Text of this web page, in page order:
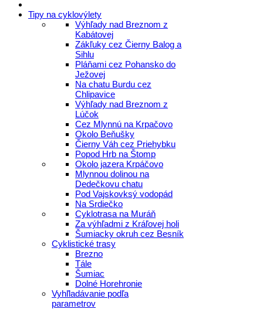
Tipy na cyklovýlety
Výhľady nad Breznom z
Kabátovej
Zákľuky cez Čierny Balog a
Sihlu
Pláňami cez Pohansko do
Ježovej
Na chatu Burdu cez
Chlipavice
Výhľady nad Breznom z
Lúčok
Cez Mlynnú na Krpačovo
Okolo Beňušky
Čierny Váh cez Priehybku
Popod Hrb na Štomp
Okolo jazera Krpáčovo
Mlynnou dolinou na
Dedečkovu chatu
Pod Vajskovksý vodopád
Na Srdiečko
Cyklotrasa na Muráň
Za výhľadmi z Kráľovej holi
Šumiacky okruh cez Besník
Cyklistické trasy
Brezno
Tále
Šumiac
Dolné Horehronie
Vyhľladávanie podľa
parametrov